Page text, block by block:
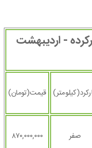
- اردیبهشت
قیمت(تومان)
صفر ۸۷۰,۰۰۰,۰۰۰